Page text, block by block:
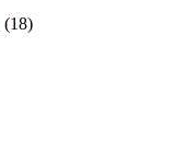
(18)